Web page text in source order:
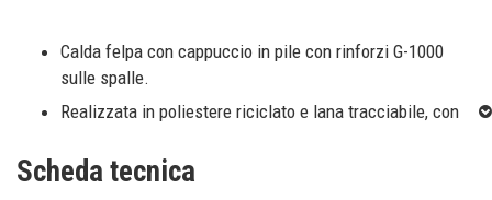
Calda felpa con cappuccio in pile con rinforzi G-1000
sulle spalle.
Realizzata in poliestere riciclato e lana tracciabile, con
con finitura spazzolata.
Scheda tecnica